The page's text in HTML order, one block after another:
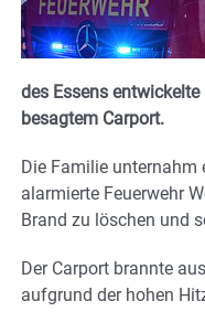
des Essens
besagtem Carport.
Die Familie unternahm
alarmierte Feuerwehr
Brand zu löschen und
Der Carport brannte
aufgrund der hohen